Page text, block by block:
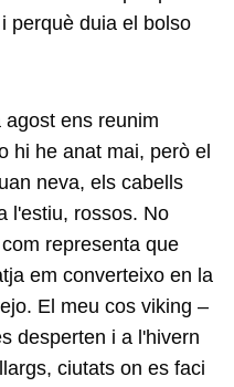
perquè duia el bolso
ens reunim
hi he anat mai, però el
neva, els cabells
l'estiu, rossos. No
representa que
em converteixo en la
El meu cos viking –
desperten i a l'hivern
ciutats on es faci